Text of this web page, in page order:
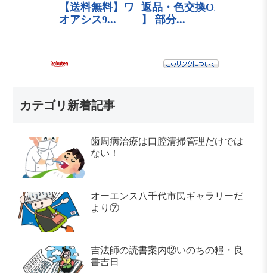
カテゴリ新着記事
歯周病治療は口腔清掃管理だけでは
ない！
オーエンス八千代市民ギャラリーだ
より⑦
吉法師の読書案内⑫いのちの糧・良
書吉日